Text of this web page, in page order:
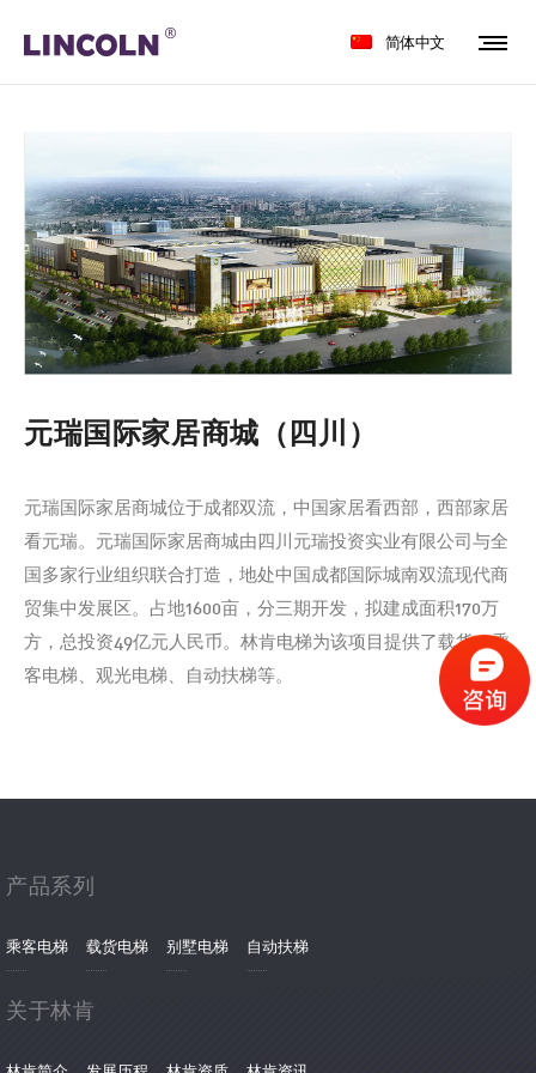
简体中文
元瑞国际家居商城（四川）
元瑞国际家居商城位于成都双流，中国家居看西部，西部家居
看元瑞。元瑞国际家居商城由四川元瑞投资实业有限公司与全
国多家行业组织联合打造，地处中国成都国际城南双流现代商
贸集中发展区。占地1600亩，分三期开发，拟建成面积170万
方，总投资49亿元人民币。林肯电梯为该项目提供了载货、乘
客电梯、观光电梯、自动扶梯等。
产品系列
乘客电梯 载货电梯 别墅电梯 自动扶梯
关于林肯